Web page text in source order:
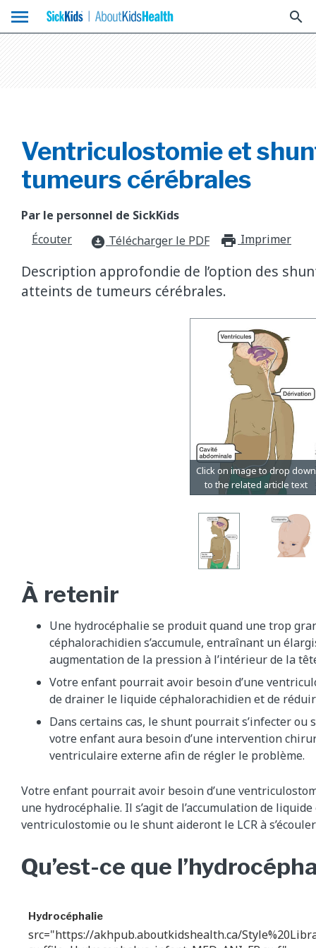
menu search
Ventriculostomie et
tumeurs cérébrales
Par le personnel de SickKids
Écouter
download_for_offline Télécharger le PDF Imprimer
Description approfondie de l’option des
atteints de tumeurs cérébrales.
À retenir
Une hydrocéphalie se produit quand une trop
céphalorachidien s’accumule, entraînant un
augmentation de la pression à l’intérieur de la
Votre enfant pourrait avoir besoin d’une
de drainer le liquide céphalorachidien et de
Dans certains cas, le shunt pourrait s’infecter ou
votre enfant aura besoin d’une intervention
ventriculaire externe afin de régler le problème.
Votre enfant pourrait avoir besoin d’une
une hydrocéphalie. Il s’agit de l’accumulation de
ventriculostomie ou le shunt aideront le LCR à
Qu’est-ce que
Hydrocéphalie
src="https://akhpub.aboutkidshealth.ca/